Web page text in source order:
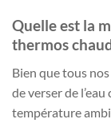
Quelle est la
thermos
Bien que tous
de verser de
température